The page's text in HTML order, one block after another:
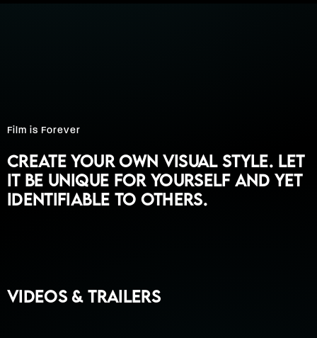
Film is Forever
Create your own visual style. Let
it be unique for yourself and yet
identifiable to others.
Videos & Trailers